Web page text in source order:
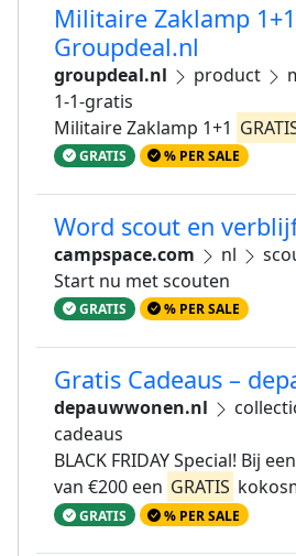
Militaire Zaklamp 1+1
Groupdeal.nl
groupdeal.nl product
1-1-gratis
Militaire Zaklamp 1+1
GRATIS % PER SALE
Word scout en
campspace.com nl
Start nu met scouten
GRATIS % PER SALE
Gratis Cadeaus –
depauwwonen.nl
cadeaus
BLACK FRIDAY Special! Bij
van €200 een GRATIS
GRATIS % PER SALE